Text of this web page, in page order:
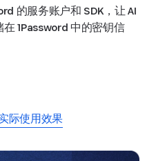
的服务账户和 SDK，让 AI
1Password 中的密钥信
际使用效果